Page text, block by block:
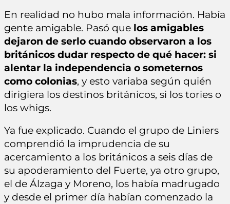
En realidad no hubo mala información. Había
gente amigable. Pasó que los amigables
dejaron de serlo cuando observaron a los
británicos dudar respecto de qué hacer: si
alentar la independencia o someternos
como colonias, y esto variaba según quién
dirigiera los destinos británicos, si los tories o
los whigs.
Ya fue explicado. Cuando el grupo de Liniers
comprendió la imprudencia de su
acercamiento a los británicos a seis días de
su apoderamiento del Fuerte, ya otro grupo,
el de Álzaga y Moreno, los había madrugado
y desde el primer día habían comenzado la